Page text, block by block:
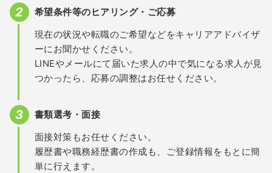
希望条件等のヒアリング・ご応募
現在の状況や転職のご希望などをキャリアアドバイザ
ーにお聞かせください。
LINEやメールにて届いた求人の中で気になる求人が見
つかったら、応募の調整はお任せください。
書類選考・面接
面接対策もお任せください。
履歴書や職務経歴書の作成も、ご登録情報をもとに簡
単に行えます。